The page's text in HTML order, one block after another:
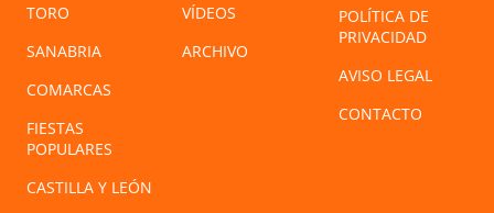
TORO
SANABRIA
COMARCAS
FIESTAS
POPULARES
CASTILLA Y LEÓN
VÍDEOS
ARCHIVO
POLÍTICA DE
PRIVACIDAD
AVISO LEGAL
CONTACTO